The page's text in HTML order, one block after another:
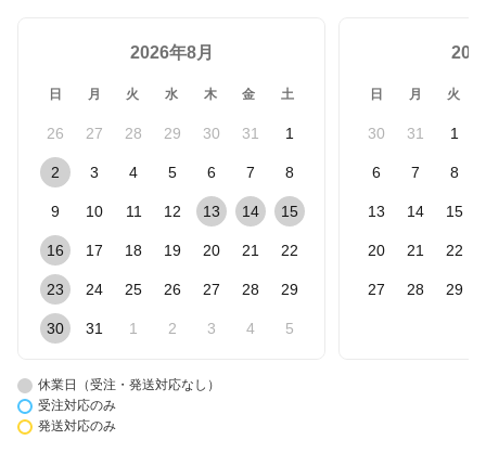
2026年8月
日 月 火 水 木 金 土
26 27 28 29 30 31 1
2 3 4 5 6 7 8
9 10 11 12 13 14 15
16 17 18 19 20 21 22
23 24 25 26 27 28 29
30 31 1 2 3 4 5
日 月 火
30 31 1
6 7 8
13 14 15
20 21 22
27 28 29
休業日（受注・発送対応なし）
受注対応のみ
発送対応のみ